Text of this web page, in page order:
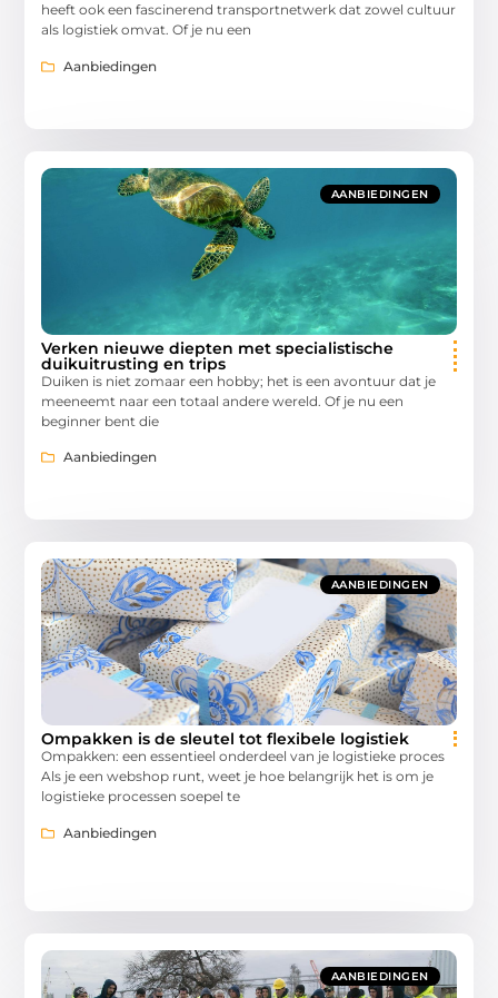
heeft ook een fascinerend transportnetwerk dat zowel cultuur
als logistiek omvat. Of je nu een
Aanbiedingen
AANBIEDINGEN
Verken nieuwe diepten met specialistische
duikuitrusting en trips
Duiken is niet zomaar een hobby; het is een avontuur dat je
meeneemt naar een totaal andere wereld. Of je nu een
beginner bent die
Aanbiedingen
AANBIEDINGEN
Ompakken is de sleutel tot flexibele logistiek
Ompakken: een essentieel onderdeel van je logistieke proces
Als je een webshop runt, weet je hoe belangrijk het is om je
logistieke processen soepel te
Aanbiedingen
AANBIEDINGEN